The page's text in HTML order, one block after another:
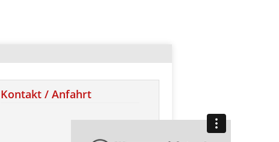
Kontakt / Anfahrt